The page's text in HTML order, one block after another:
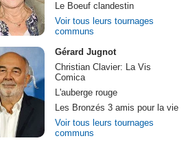
Le Boeuf clandestin
Voir tous leurs tournages
communs
Gérard Jugnot
Christian Clavier: La Vis
Comica
L'auberge rouge
Les Bronzés 3 amis pour la vie
Voir tous leurs tournages
communs